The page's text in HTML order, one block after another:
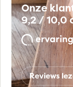
Onze
9,2 / 10,0
Reviews